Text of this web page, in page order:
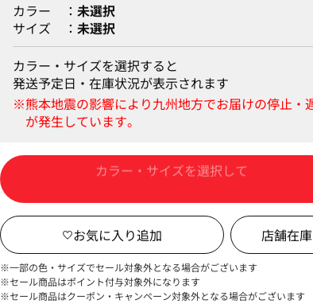
カラー
未選択
サイズ
未選択
カラー・サイズを選択すると
発送予定日・在庫状況が表示されます
カートに入れる
店舗在庫
※一部の色・サイズでセール対象外となる場合がございます
※セール商品はポイント付与対象外になります
※セール商品はクーポン・キャンペーン対象外となる場合がございます